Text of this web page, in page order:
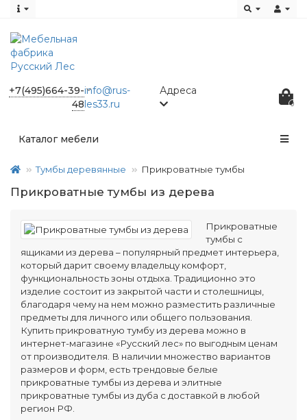
+7(495)664-39-
48
info@rus-
les33.ru
Адреса
0
Каталог мебели
Тумбы деревянные Прикроватные тумбы
Прикроватные тумбы из дерева
Прикроватные
тумбы с
ящиками из дерева – популярный предмет интерьера,
который дарит своему владельцу комфорт,
функциональность зоны отдыха. Традиционно это
изделие состоит из закрытой части и столешницы,
благодаря чему на нем можно разместить различные
предметы для личного или общего пользования.
Купить прикроватную тумбу из дерева можно в
интернет-магазине «Русский лес» по выгодным ценам
от производителя. В наличии множество вариантов
размеров и форм, есть трендовые белые
прикроватные тумбы из дерева и элитные
прикроватные тумбы из дуба с доставкой в любой
регион РФ.